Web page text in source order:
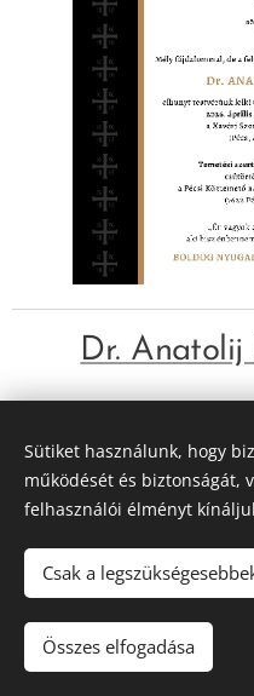
Dr. Anatolij
© 2016-2026 Pécsi
Az oldalt a
Sütiket használunk, hogy
működését és biztonságát,
felhasználói élményt
Csak a
Összes elfogadása